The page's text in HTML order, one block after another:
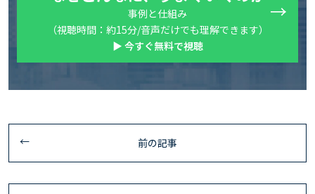
事例と仕組み
（視聴時間：約15分/音声だけでも理解できます）
▶ 今すぐ無料で視聴
前の記事